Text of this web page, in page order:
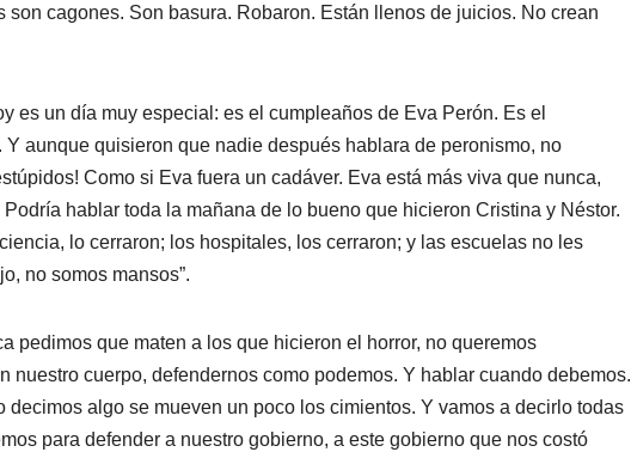
cagones. Son basura. Robaron. Están llenos de juicios. No crean
es un día muy especial: es el cumpleaños de Eva Perón. Es el
aunque quisieron que nadie después hablara de peronismo, no
Como si Eva fuera un cadáver. Eva está más viva que nunca,
hablar toda la mañana de lo bueno que hicieron Cristina y Néstor.
lo cerraron; los hospitales, los cerraron; y las escuelas no les
no somos mansos”.
pedimos que maten a los que hicieron el horror, no queremos
nuestro cuerpo, defendernos como podemos. Y hablar cuando debemos.
algo se mueven un poco los cimientos. Y vamos a decirlo todas
para defender a nuestro gobierno, a este gobierno que nos costó